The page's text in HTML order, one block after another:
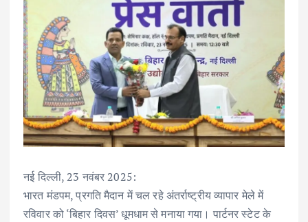
नई दिल्ली, 23 नवंबर 2025:
भारत मंडपम, प्रगति मैदान में चल रहे अंतर्राष्ट्रीय व्यापार मेले में
रविवार को ‘बिहार दिवस’ धूमधाम से मनाया गया। पार्टनर स्टेट के